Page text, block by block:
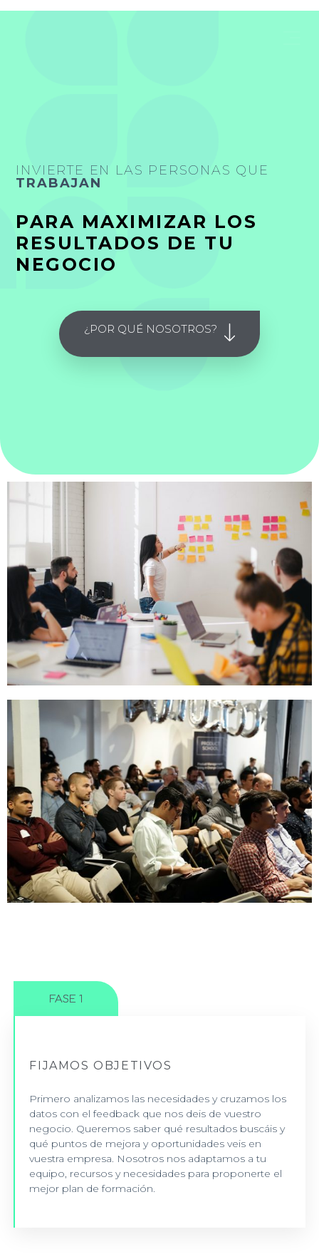
INVIERTE EN LAS PERSONAS QUE
TRABAJAN
PARA MAXIMIZAR LOS
RESULTADOS DE TU
NEGOCIO
¿POR QUÉ NOSOTROS?
FASE 1
FIJAMOS OBJETIVOS
Primero analizamos las necesidades y cruzamos los
datos con el feedback que nos deis de vuestro
negocio. Queremos saber qué resultados buscáis y
qué puntos de mejora y oportunidades veis en
vuestra empresa. Nosotros nos adaptamos a tu
equipo, recursos y necesidades para proponerte el
mejor plan de formación.
Recogemos datos y personalizamos la formación
+ INFO